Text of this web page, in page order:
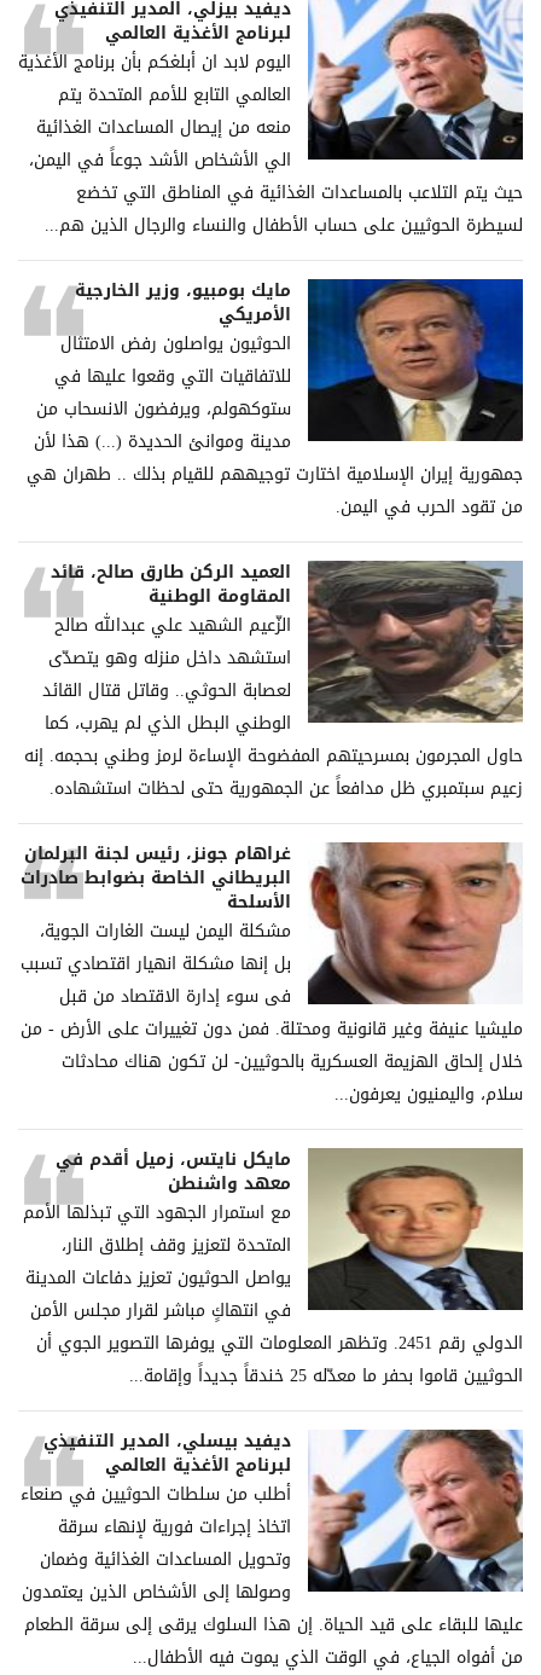
ديفيد بيزلي، المدير التنفيذي
لبرنامج الأغذية العالمي
اليوم لابد ان أبلغكم بأن برنامج الأغذية
العالمي التابع للأمم المتحدة يتم
منعه من إيصال المساعدات الغذائية
الي الأشخاص الأشد جوعاً في اليمن،
حيث يتم التلاعب بالمساعدات الغذائية في المناطق التي تخضع
لسيطرة الحوثيين على حساب الأطفال والنساء والرجال الذين هم...
مايك بومبيو، وزير الخارجية
الأمريكي
الحوثيون يواصلون رفض الامتثال
للاتفاقيات التي وقعوا عليها في
ستوكهولم، ويرفضون الانسحاب من
مدينة وموانئ الحديدة (...) هذا لأن
جمهورية إيران الإسلامية اختارت توجيههم للقيام بذلك .. طهران هي
من تقود الحرب في اليمن.
العميد الركن طارق صالح، قائد
المقاومة الوطنية
الزّعيم الشهيد علي عبدالله صالح
استشهد داخل منزله وهو يتصدّى
لعصابة الحوثي.. وقاتل قتال القائد
الوطني البطل الذي لم يهرب، كما
حاول المجرمون بمسرحيتهم المفضوحة الإساءة لرمز وطني بحجمه. إنه
زعيم سبتمبري ظل مدافعاً عن الجمهورية حتى لحظات استشهاده.
غراھام جونز، رئیس لجنة البرلمان
البریطاني الخاصة بضوابط صادرات
الأسلحة
مشكلة الیمن لیست الغارات الجویة،
بل إنھا مشكلة انھیار اقتصادي تسبب
فی سوء إدارة الاقتصاد من قبل
ملیشیا عنیفة وغیر قانونیة ومحتلة. فمن دون تغییرات على الأرض - من
خلال إلحاق الھزیمة العسكریة بالحوثیین- لن تكون ھناك محادثات
سلام، والیمنیون یعرفون...
مايكل نايتس، زميل أقدم في
معهد واشنطن
مع استمرار الجهود التي تبذلها الأمم
المتحدة لتعزيز وقف إطلاق النار،
يواصل الحوثيون تعزيز دفاعات المدينة
في انتهاكٍ مباشر لقرار مجلس الأمن
الدولي رقم 2451. وتظهر المعلومات التي يوفرها التصوير الجوي أن
الحوثيين قاموا بحفر ما معدّله 25 خندقاً جديداً وإقامة...
ديفيد بيسلي، المدير التنفيذي
لبرنامج الأغذية العالمي
أطلب من سلطات الحوثيين في صنعاء
اتخاذ إجراءات فورية لإنهاء سرقة
وتحويل المساعدات الغذائية وضمان
وصولها إلى الأشخاص الذين يعتمدون
عليها للبقاء على قيد الحياة. إن هذا السلوك يرقى إلى سرقة الطعام
من أفواه الجياع، في الوقت الذي يموت فيه الأطفال...